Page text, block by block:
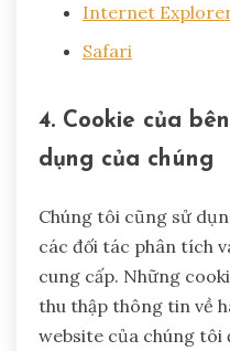
Internet
Safari
4. Cookie của
dụng của chúng
Chúng tôi cũng sử
các đối tác phân tích
cung cấp. Những
thu thập thông tin về
website của chúng tôi